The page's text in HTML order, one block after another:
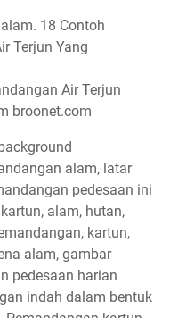
Air Terjun
broonet.com
alam, latar
pedesaan ini
alam, hutan,
kartun,
alam, gambar
pedesaan harian
indah dalam bentuk